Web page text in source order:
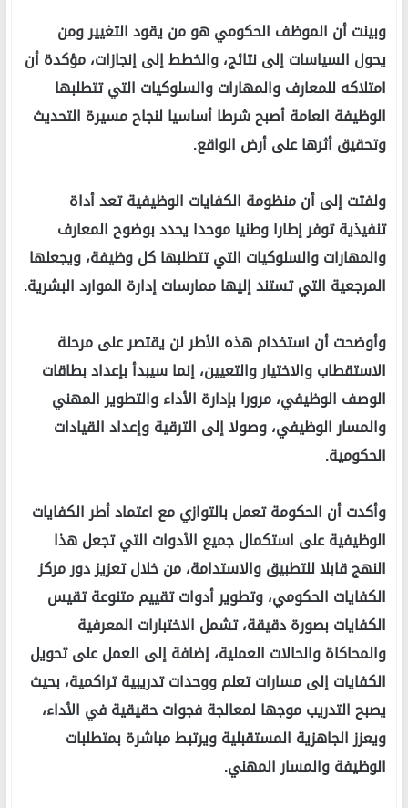
وبينت أن الموظف الحكومي هو من يقود التغيير ومن
يحول السياسات إلى نتائج، والخطط إلى إنجازات، مؤكدة أن
امتلاكه للمعارف والمهارات والسلوكيات التي تتطلبها
الوظيفة العامة أصبح شرطا أساسيا لنجاح مسيرة التحديث
وتحقيق أثرها على أرض الواقع.
ولفتت إلى أن منظومة الكفايات الوظيفية تعد أداة
تنفيذية توفر إطارا وطنيا موحدا يحدد بوضوح المعارف
والمهارات والسلوكيات التي تتطلبها كل وظيفة، ويجعلها
المرجعية التي تستند إليها ممارسات إدارة الموارد البشرية.
وأوضحت أن استخدام هذه الأطر لن يقتصر على مرحلة
الاستقطاب والاختيار والتعيين، إنما سيبدأ بإعداد بطاقات
الوصف الوظيفي، مرورا بإدارة الأداء والتطوير المهني
والمسار الوظيفي، وصولا إلى الترقية وإعداد القيادات
الحكومية.
وأكدت أن الحكومة تعمل بالتوازي مع اعتماد أطر الكفايات
الوظيفية على استكمال جميع الأدوات التي تجعل هذا
النهج قابلا للتطبيق والاستدامة، من خلال تعزيز دور مركز
الكفايات الحكومي، وتطوير أدوات تقييم متنوعة تقيس
الكفايات بصورة دقيقة، تشمل الاختبارات المعرفية
والمحاكاة والحالات العملية، إضافة إلى العمل على تحويل
الكفايات إلى مسارات تعلم ووحدات تدريبية تراكمية، بحيث
يصبح التدريب موجها لمعالجة فجوات حقيقية في الأداء،
ويعزز الجاهزية المستقبلية ويرتبط مباشرة بمتطلبات
الوظيفة والمسار المهني.